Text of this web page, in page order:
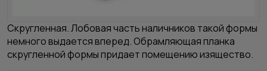
Скругленная.Лобовая часть наличников такой формы
немного выдается вперед. Обрамляющая планка
скругленной формы придает помещению изящество.